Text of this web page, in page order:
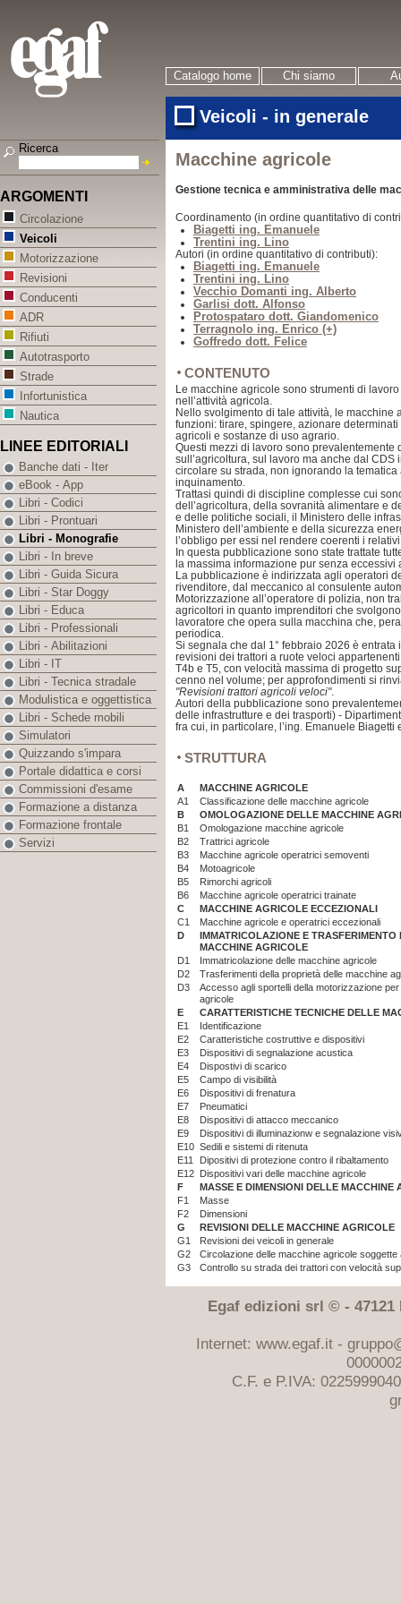
Catalogo home Chi siamo
Veicoli - in generale
Macchine agricole
Gestione tecnica e amministrativa delle
Coordinamento (in ordine quantitativo di
Biagetti ing. Emanuele
Trentini ing. Lino
Autori (in ordine quantitativo di contributi):
Biagetti ing. Emanuele
Trentini ing. Lino
Vecchio Domanti ing. Alberto
Garlisi dott. Alfonso
Protospataro dott. Giandomenico
Terragnolo ing. Enrico (+)
Goffredo dott. Felice
CONTENUTO
Le macchine agricole sono strumenti di
nell’attività agricola.
Nello svolgimento di tale attività, le macchine
funzioni: tirare, spingere, azionare
agricoli e sostanze di uso agrario.
Questi mezzi di lavoro sono prevalentemente
sull’agricoltura, sul lavoro ma anche dal
circolare su strada, non ignorando la
inquinamento.
Trattasi quindi di discipline complesse cui
dell’agricoltura, della sovranità alimentare e
e delle politiche sociali, il Ministero delle
Ministero dell’ambiente e della sicurezza
l’obbligo per essi nel rendere coerenti i
In questa pubblicazione sono state trattate
la massima informazione pur senza eccessivi
La pubblicazione è indirizzata agli operatori
rivenditore, dal meccanico al consulente
Motorizzazione all’operatore di polizia, non
agricoltori in quanto imprenditori che
lavoratore che opera sulla macchina che,
periodica.
Si segnala che dal 1° febbraio 2026 è
revisioni dei trattori a ruote veloci
T4b e T5, con velocità massima di progetto
cenno nel volume; per approfondimenti si
"Revisioni trattori agricoli veloci".
Autori della pubblicazione sono
delle infrastrutture e dei trasporti) -
fra cui, in particolare, l’ing. Emanuele Biagetti
STRUTTURA
A
MACCHINE AGRICOLE
A1
Classificazione delle macchine agricole
B
OMOLOGAZIONE DELLE MACCHINE
B1
Omologazione macchine agricole
B2
Trattrici agricole
B3
Macchine agricole operatrici semoventi
B4
Motoagricole
B5
Rimorchi agricoli
B6
Macchine agricole operatrici trainate
C
MACCHINE AGRICOLE ECCEZIONALI
C1
Macchine agricole e operatrici eccezionali
D
IMMATRICOLAZIONE E
MACCHINE AGRICOLE
D1
Immatricolazione delle macchine agricole
D2
Trasferimenti della proprietà delle macchine
D3
Accesso agli sportelli della motorizzazione
agricole
E
CARATTERISTICHE TECNICHE DELLE
E1
Identificazione
E2
Caratteristiche costruttive e dispositivi
E3
Dispositivi di segnalazione acustica
E4
Dispostivi di scarico
E5
Campo di visibilità
E6
Dispositivi di frenatura
E7
Pneumatici
E8
Dispositivi di attacco meccanico
E9
Dispositivi di illuminazionw e segnalazione
E10 Sedili e sistemi di ritenuta
E11
Dipositivi di protezione contro il ribaltamento
E12 Dispositivi vari delle macchine agricole
F
MASSE E DIMENSIONI DELLE MACCHINE
F1
Masse
F2
Dimensioni
G
REVISIONI DELLE MACCHINE AGRICOLE
G1
Revisioni dei veicoli in generale
G2
Circolazione delle macchine agricole soggette
G3
Controllo su strada dei trattori con velocità
Egaf edizioni srl © - 47121
Internet: www.egaf.it -
C.F. e P.IVA:
Ricerca
ARGOMENTI
Circolazione
Veicoli
Motorizzazione
Revisioni
Conducenti
ADR
Rifiuti
Autotrasporto
Strade
Infortunistica
Nautica
LINEE EDITORIALI
Banche dati - Iter
eBook - App
Libri - Codici
Libri - Prontuari
Libri - Monografie
Libri - In breve
Libri - Guida Sicura
Libri - Star Doggy
Libri - Educa
Libri - Professionali
Libri - Abilitazioni
Libri - IT
Libri - Tecnica stradale
Modulistica e oggettistica
Libri - Schede mobili
Simulatori
Quizzando s'impara
Portale didattica e corsi
Commissioni d'esame
Formazione a distanza
Formazione frontale
Servizi